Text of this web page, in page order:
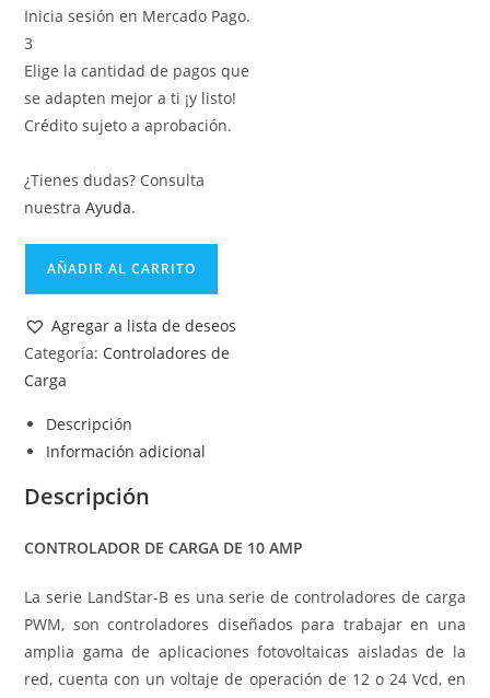
Inicia sesión en Mercado Pago.
3
Elige la cantidad de pagos que
se adapten mejor a ti ¡y listo!
Crédito sujeto a aprobación.
¿Tienes dudas? Consulta
nuestraAyuda.
AÑADIR AL CARRITO
Agregar a lista de deseos
Categoría: Controladores de
Carga
Descripción
Información adicional
Descripción
CONTROLADOR DE CARGA DE 10 AMP
La serie LandStar-B es una serie de controladores de carga
PWM, son controladores diseñados para trabajar en una
amplia gama de aplicaciones fotovoltaicas aisladas de la
red, cuenta con un voltaje de operación de 12 o 24 Vcd, en